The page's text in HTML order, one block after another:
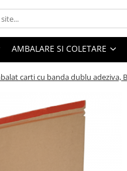
AMBALARE SI COLETARE
carti cu banda dublu adeziva,